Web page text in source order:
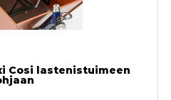
Cosi lastenistuimeen